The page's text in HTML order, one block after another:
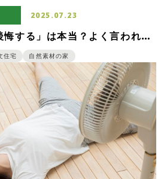
2025.07.23
悔する」は本当？よく言われる
いためのポイント
住宅 自然素材の家